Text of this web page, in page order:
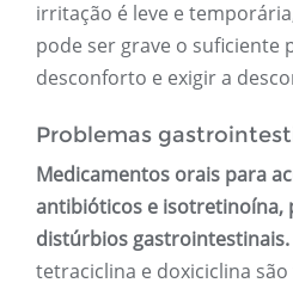
irritação é leve e
pode ser grave o suficiente
desconforto e exigir a
Problemas
Medicamentos orais para
antibióticos e isotretinoína,
distúrbios gastrointestinais.
tetraciclina e doxiciclina